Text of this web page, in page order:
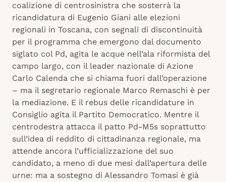
coalizione di centrosinistra che sosterrà la
ricandidatura di Eugenio Giani alle elezioni
regionali in Toscana, con segnali di discontinuità
per il programma che emergono dal documento
siglato col Pd, agita le acque nell’ala riformista del
campo largo, con il leader nazionale di Azione
Carlo Calenda che si chiama fuori dall’operazione
– ma il segretario regionale Marco Remaschi è per
la mediazione. E il rebus delle ricandidature in
Consiglio agita il Partito Democratico. Mentre il
centrodestra attacca il patto Pd-M5s soprattutto
sull’idea di reddito di cittadinanza regionale, ma
attende ancora l’ufficializzazione del suo
candidato, a meno di due mesi dall’apertura delle
urne: ma a sostegno di Alessandro Tomasi è già